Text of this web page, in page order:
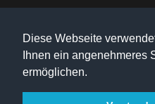
Diese Webseite
Ihnen ein angenehmeres
ermöglichen.